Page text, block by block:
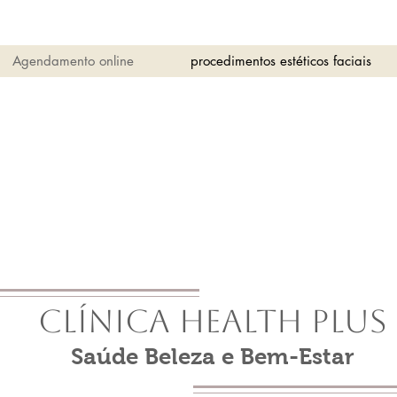
Agendamento online procedimentos estéticos faciais
Clínica Health Plus
Saúde Beleza e Bem-Estar